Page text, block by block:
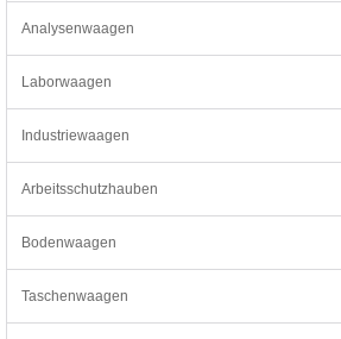
Analysenwaagen
Laborwaagen
Industriewaagen
Arbeitsschutzhauben
Bodenwaagen
Taschenwaagen